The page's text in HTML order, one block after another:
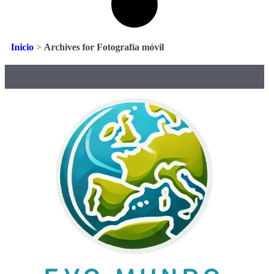
Inicio > Archives for Fotografía móvil